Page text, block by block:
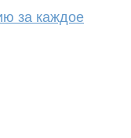
за каждое